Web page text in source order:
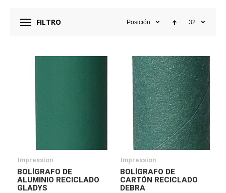
FILTRO Posición 32
Impression
BOLÍGRAFO DE
ALUMINIO RECICLADO
GLADYS
Impression
BOLÍGRAFO DE
CARTÓN RECICLADO
DEBRA